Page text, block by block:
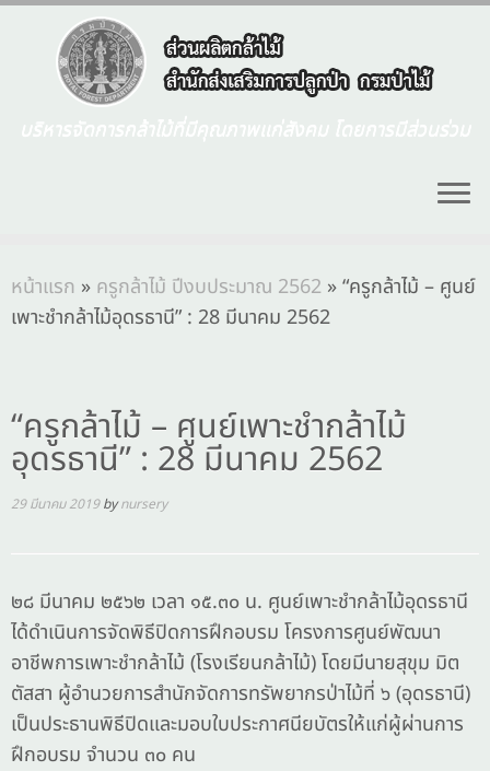
หน้าแรก » ครูกล้าไม้ ปีงบประมาณ 2562 »“ครูกล้าไม้ – ศูนย์
เพาะชำกล้าไม้อุดรธานี” : 28 มีนาคม 2562
“ครูกล้าไม้ – ศูนย์เพาะชำกล้าไม้
อุดรธานี” : 28 มีนาคม 2562
29 มีนาคม 2019 bynursery
๒๘ มีนาคม ๒๕๖๒ เวลา ๑๕.๓๐ น. ศูนย์เพาะชำกล้าไม้อุดรธานี
ได้ดำเนินการจัดพิธีปิดการฝึกอบรม โครงการศูนย์พัฒนา
อาชีพการเพาะชำกล้าไม้ (โรงเรียนกล้าไม้) โดยมีนายสุขุม มิต
ตัสสา ผู้อำนวยการสำนักจัดการทรัพยากรป่าไม้ที่ ๖ (อุดรธานี)
เป็นประธานพิธีปิดและมอบใบประกาศนียบัตรให้แก่ผู้ผ่านการ
ฝึกอบรม จำนวน ๓๐ คน